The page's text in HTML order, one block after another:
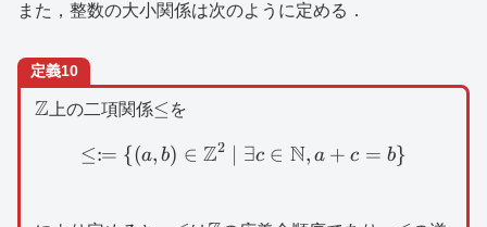
また，整数の大小関係は次のように定める．
定義10
\mathbb{Z}
Z 上の二項関係\le
≤ を
\le \coloneqq \{ (a,b)\in
≤:= {(a, b) ∈ Z2 ∃c ∈ N, a + c = b}